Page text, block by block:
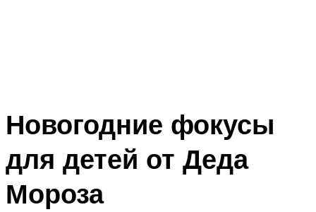
Новогодние фокусы
для детей от Деда
Мороза